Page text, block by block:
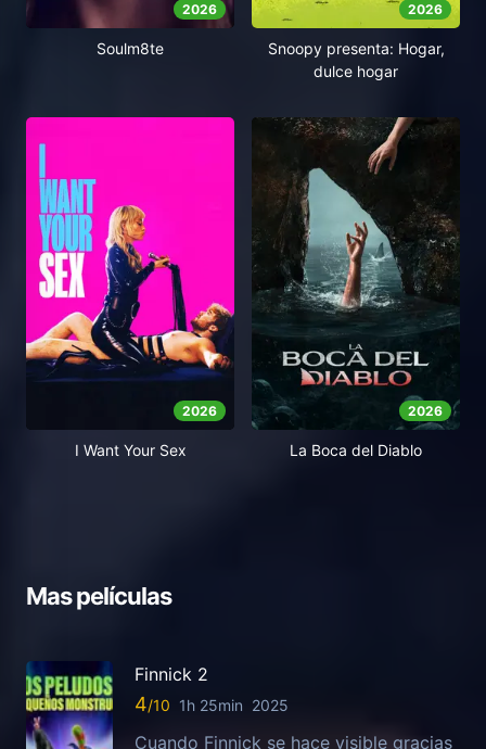
2026
Soulm8te
2026
Snoopy presenta: Hogar,
dulce hogar
2026
I Want Your Sex
2026
La Boca del Diablo
Mas películas
Finnick 2
4 1h 25min 2025
Cuando Finnick se hace visible gracias